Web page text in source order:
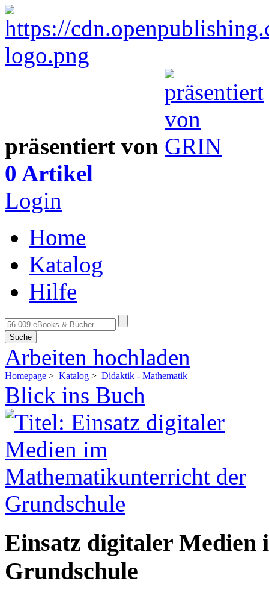
präsentiert von
0 Artikel
Login
Home
Katalog
Hilfe
Suche
Arbeiten hochladen
Homepage > Katalog > Didaktik - Mathematik
Blick ins Buch
Einsatz digitaler
Grundschule